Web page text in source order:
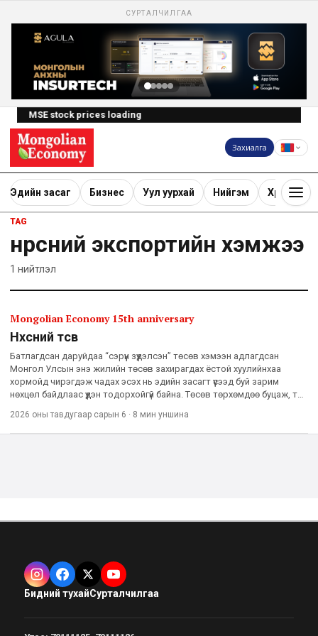
СУРТАЛЧИЛГАА
MSE stock prices loading
Захиалга
Эдийн засаг Бизнес Уул уурхай Нийгэм Хөрөнгө
TAG
нүүрсний экспортийн хэмжээ
1 нийтлэл
Mongolian Economy 15th anniversary
Нөхөөсний төсөв
Батлагдсан даруйдаа “сэрүүн зүүдэлсэн” төсөв хэмээн адлагдсан
Монгол Улсын энэ жилийн төсөв захирагдах ёстой хуулийнхаа
хормойд чирэгдэж чадах эсэх нь эдийн засагт үүсээд буй зарим
нөхцөл байдлаас үүдэн тодорхойгүй байна. Төсөв төрхөмдөө буцаж, төр
2026 оны тавдугаар сарын 6 · 8 мин уншина
Бидний тухайСурталчилгаа